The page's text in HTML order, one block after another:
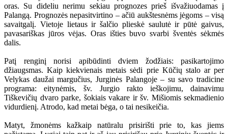
oras. Su dideliu nerimu sekiau prognozes prieš išvažiuodamas į
Palangą. Prognozės nepasitvirtino – ačiū aukštesnėms jėgoms – visą
savaitgalį. Vietoje lietaus ir šalčio plieskė saulutė ir pūtė gaivus,
pavasariškas jūros vėjas. Oras išties buvo svarbi šventės sėkmės
dalis.
Patį renginį norisi apibūdinti dviem žodžiais: pasikartojimo
džiaugsmas. Kaip kiekvienais metais sėdi prie Kūčių stalo ar per
Velykas daužai margučius, Jurginės Palangoje – su savo tradicine
programa: eitynėmis, šv. Jurgio rakto ieškojimu, dainavimu
Tiškevičių dvaro parke, šokiais vakare ir šv. Mišiomis sekmadienio
vidurdienį. Atrodo, kad metai bėga, o tai nesikeičia.
Matyt, žmonėms kažkaip natūralu prisirišti prie to, kas jiems